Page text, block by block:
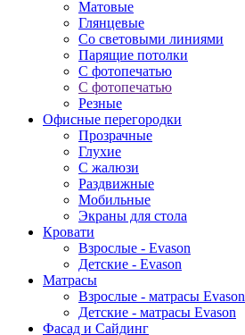
Матовые
Глянцевые
Со световыми линиями
Парящие потолки
С фотопечатью
С фотопечатью
Резные
Офисные перегородки
Прозрачные
Глухие
С жалюзи
Раздвижные
Мобильные
Экраны для стола
Кровати
Взрослые - Evason
Детские - Evason
Матрасы
Взрослые - матрасы Evason
Детские - матрасы Evason
Фасад и Сайдинг